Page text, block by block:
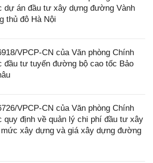
dự án đầu tư xây dựng đường Vành
thủ đô Hà Nội
VPCP-CN của Văn phòng Chính
đầu tư tuyến đường bộ cao tốc Bảo
VPCP-CN của Văn phòng Chính
quy định về quản lý chi phí đầu tư xây
xây dựng và giá xây dựng đường